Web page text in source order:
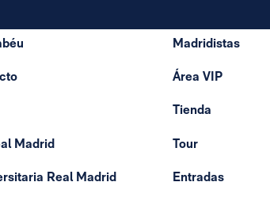
Madrid
Real Madrid
Madridistas
Área VIP
Tienda
Tour
Entradas